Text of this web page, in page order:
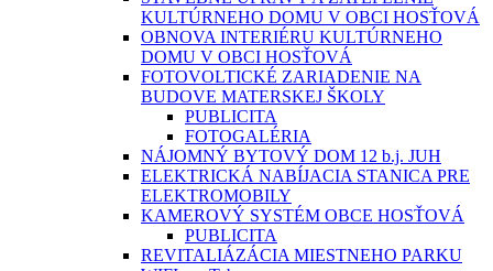
KULTÚRNEHO DOMU V OBCI HOSŤOVÁ
OBNOVA INTERIÉRU KULTÚRNEHO
DOMU V OBCI HOSŤOVÁ
FOTOVOLTICKÉ ZARIADENIE NA
BUDOVE MATERSKEJ ŠKOLY
PUBLICITA
FOTOGALÉRIA
NÁJOMNÝ BYTOVÝ DOM 12 b.j. JUH
ELEKTRICKÁ NABÍJACIA STANICA PRE
ELEKTROMOBILY
KAMEROVÝ SYSTÉM OBCE HOSŤOVÁ
PUBLICITA
REVITALIÁZÁCIA MIESTNEHO PARKU